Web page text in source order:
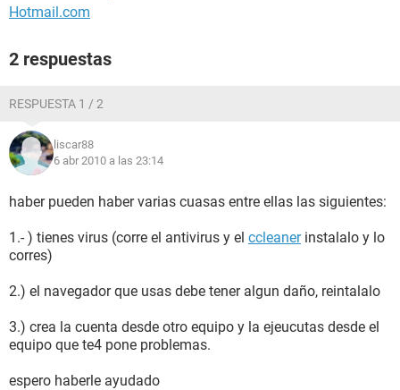
Hotmail.com
2 respuestas
RESPUESTA 1 / 2
liscar88
6 abr 2010 a las 23:14
haber pueden haber varias cuasas entre ellas las siguientes:
1.- ) tienes virus (corre el antivirus y el ccleanerinstalalo y lo
corres)
2.) el navegador que usas debe tener algun daño, reintalalo
3.) crea la cuenta desde otro equipo y la ejeucutas desde el
equipo que te4 pone problemas.
espero haberle ayudado